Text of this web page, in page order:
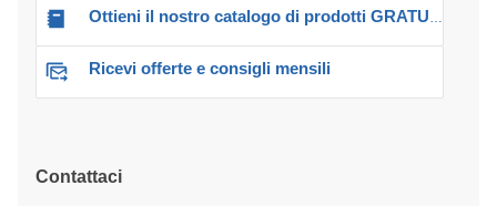
Ottieni il nostro catalogo di prodotti GRATUITO!
Ricevi offerte e consigli mensili
Contattaci